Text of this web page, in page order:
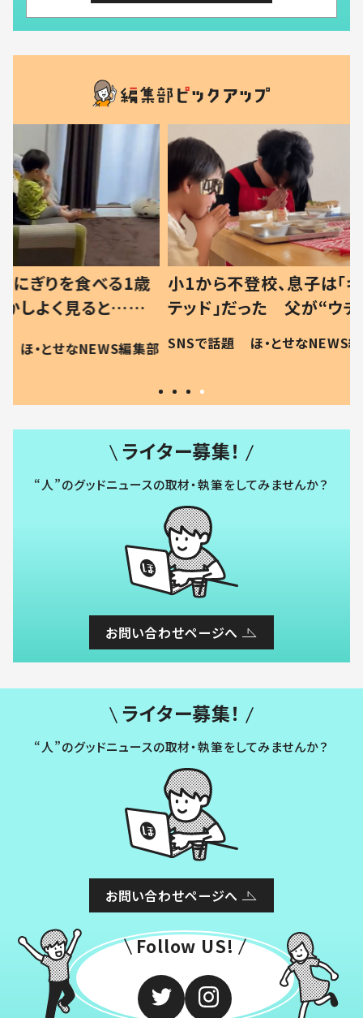
る1歳
…母
現行編集部
小1から不登校、息子は「ギフ
テッド」だった 父が“ウチ給
食”を作り続ける理由とは #令
和の親 #令和の子
SNSで話題 ほ・とせなNEWS編集部
ひ孫に
が、抱
方ない」
ライター募集！
“人”のグッドニュースの取材・執筆をしてみませんか？
お問い合わせページへ
ライター募集！
“人”のグッドニュースの取材・執筆をしてみませんか？
お問い合わせページへ
Follow US!